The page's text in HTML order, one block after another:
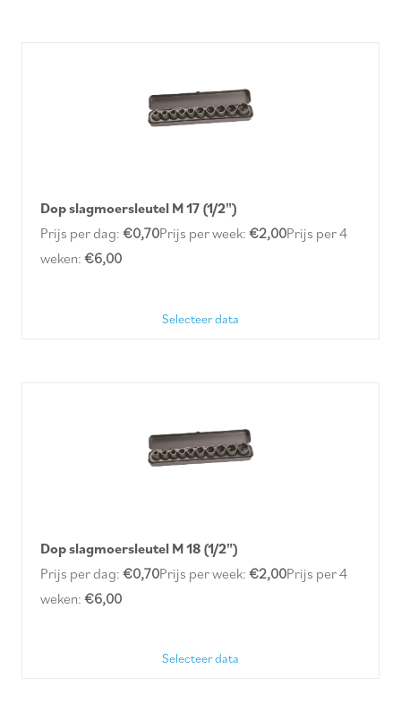
Dop slagmoersleutel M 17 (1/2")
Prijs per dag: €0,70Prijs per week: €2,00Prijs per 4
weken: €6,00
Selecteer data
Dop slagmoersleutel M 18 (1/2")
Prijs per dag: €0,70Prijs per week: €2,00Prijs per 4
weken: €6,00
Selecteer data